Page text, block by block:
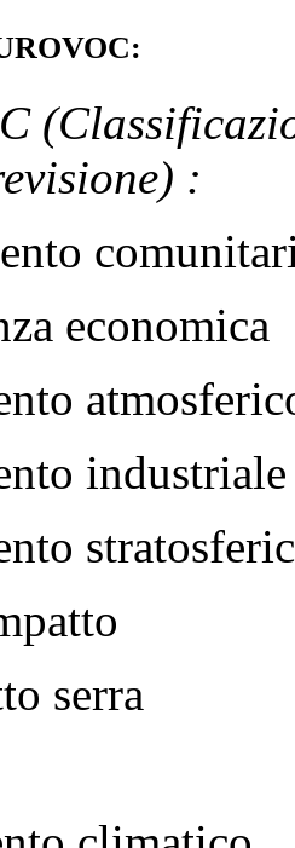
:
economica
industriale
serra